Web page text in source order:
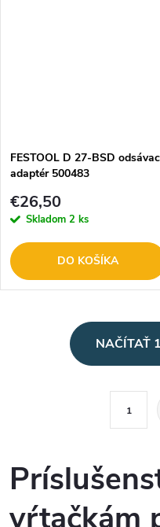
FESTOOL D 27-BSD
adaptér 500483
€26,50
Skladom 2 ks
DO KOŠÍKA
d
a
NAČÍTAŤ
á
n
k
1